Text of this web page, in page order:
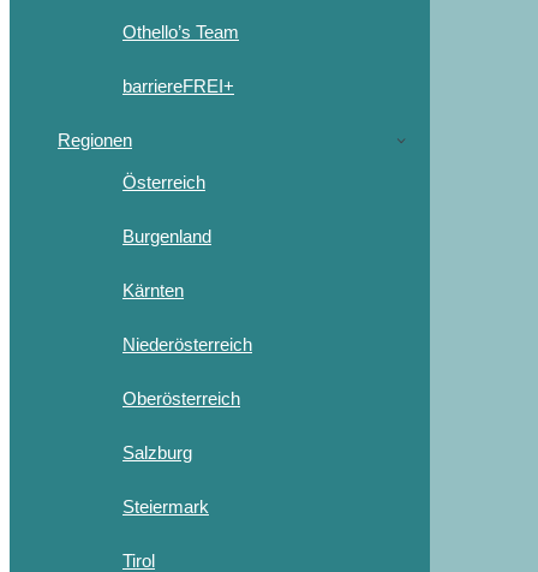
Othello’s Team
barriereFREI+
Regionen
Österreich
Burgenland
Kärnten
Niederösterreich
Oberösterreich
Salzburg
Steiermark
Tirol